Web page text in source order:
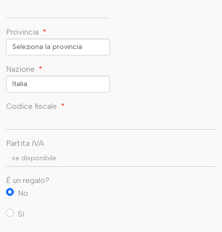
Provincia *
Nazione *
Codice fiscale *
Partita IVA
È un regalo?
No
Sì